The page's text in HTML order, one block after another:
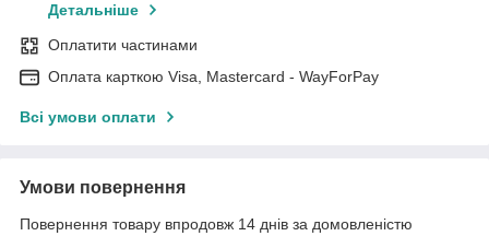
Детальніше
Оплатити частинами
Оплата карткою Visa, Mastercard - WayForPay
Всі умови оплати
Умови повернення
Повернення товару впродовж 14 днів за домовленістю